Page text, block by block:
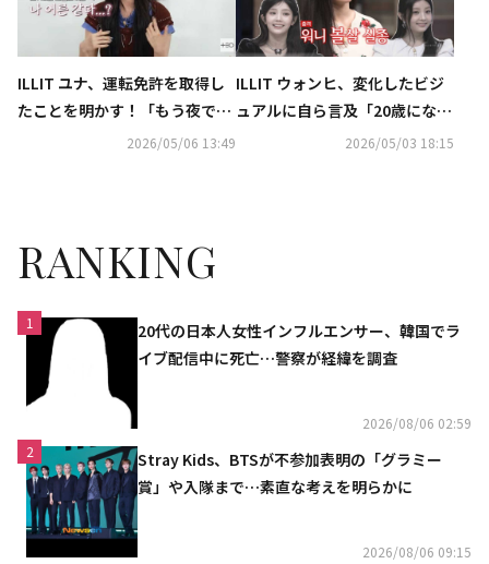
ILLIT ユナ、運転免許を取得し
たことを明かす！「もう夜でも
雨の道でも運転できる」（動画
2026/05/06 13:49
ILLIT ウォンヒ、変化したビジ
ュアルに自ら言及「20歳になる
と痩せる時期がある」2026/05/03 18:15
RANKING
1
20代の日本人女性インフルエンサー、韓国でラ
イブ配信中に死亡…警察が経緯を調査
2026/08/06 02:59
2
Stray Kids、BTSが不参加表明の「グラミー
賞」や入隊まで…素直な考えを明らかに
2026/08/06 09:15